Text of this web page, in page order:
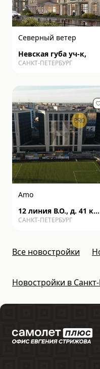
Северный ветер
Невская губа уч-к,
САНКТ-ПЕТЕРБУРГ
Amo
12 линия В.О., д. 41 к2
с1
САНКТ-ПЕТЕРБУРГ
Все новостройки
Новостройки в